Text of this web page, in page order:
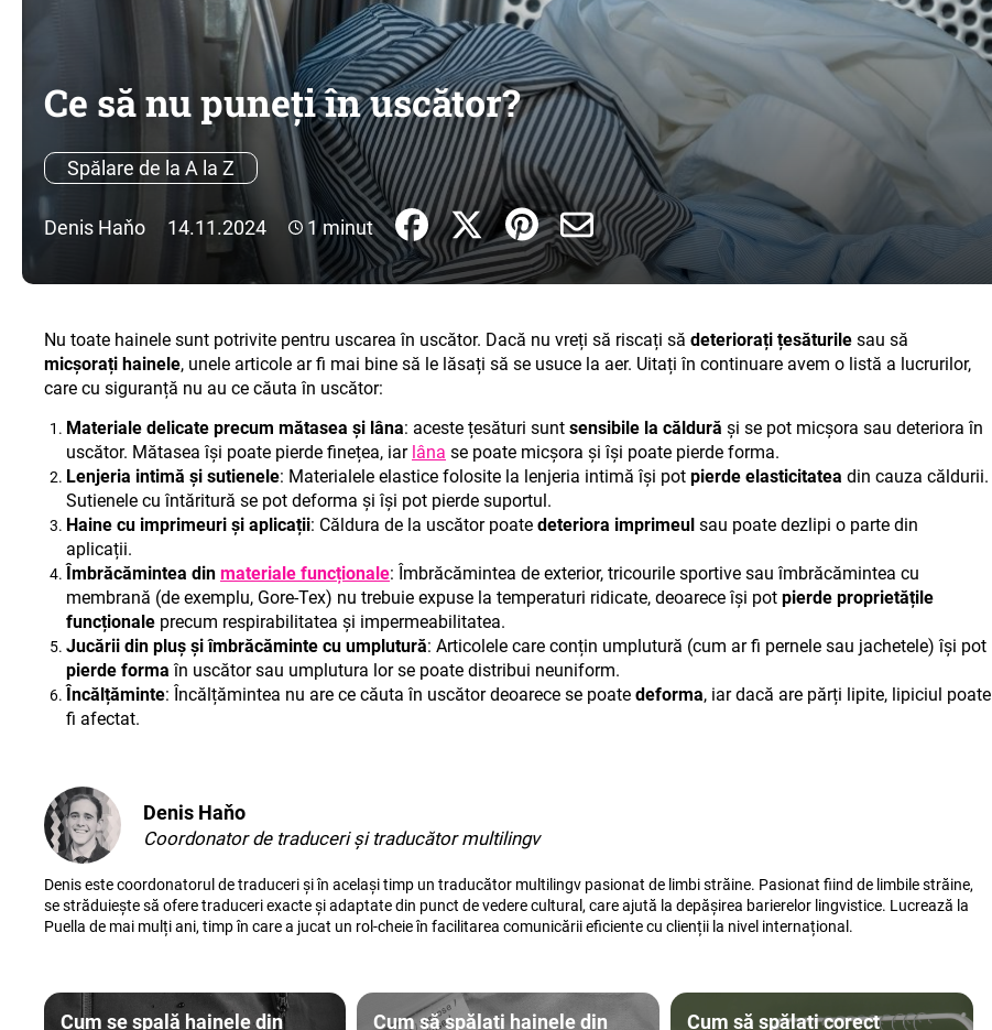
Ce să nu puneți în uscător?
Spălare de la A la Z
Denis Haňo 14.11.2024 1 minut
Nu toate hainele sunt potrivite pentru uscarea în uscător. Dacă nu vreți să riscați să deteriorați țesăturile sau să
micșorați hainele, unele articole ar fi mai bine să le lăsați să se usuce la aer. Uitați în continuare avem o listă a lucrurilor,
care cu siguranță nu au ce căuta în uscător:
Materiale delicate precum mătasea și lâna: aceste țesături sunt sensibile la căldură și se pot micșora sau deteriora în
uscător. Mătasea își poate pierde finețea, iar lâna se poate micșora și își poate pierde forma.
Lenjeria intimă și sutienele: Materialele elastice folosite la lenjeria intimă își pot pierde elasticitatea din cauza căldurii.
Sutienele cu întăritură se pot deforma și își pot pierde suportul.
Haine cu imprimeuri și aplicații: Căldura de la uscător poate deteriora imprimeul sau poate dezlipi o parte din
aplicații.
Îmbrăcămintea din materiale funcționale: Îmbrăcămintea de exterior, tricourile sportive sau îmbrăcămintea cu
membrană (de exemplu, Gore-Tex) nu trebuie expuse la temperaturi ridicate, deoarece își pot pierde proprietățile
funcționale precum respirabilitatea și impermeabilitatea.
Jucării din pluș și îmbrăcăminte cu umplutură: Articolele care conțin umplutură (cum ar fi pernele sau jachetele) își pot
pierde forma în uscător sau umplutura lor se poate distribui neuniform.
Încălțăminte: Încălțămintea nu are ce căuta în uscător deoarece se poate deforma, iar dacă are părți lipite, lipiciul poate
fi afectat.
Denis Haňo
Coordonator de traduceri și traducător multilingv
Denis este coordonatorul de traduceri și în același timp un traducător multilingv pasionat de limbi străine. Pasionat fiind de limbile străine,
se străduiește să ofere traduceri exacte și adaptate din punct de vedere cultural, care ajută la depășirea barierelor lingvistice. Lucrează la
Puella de mai mulți ani, timp în care a jucat un rol-cheie în facilitarea comunicării eficiente cu clienții la nivel internațional.
Cum se spală hainele din
Cum să spălați hainele din
Cum să spălați corect